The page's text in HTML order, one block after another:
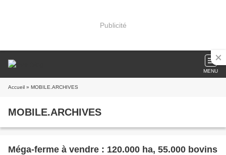
Publicité
MENU
Accueil » MOBILE.ARCHIVES
MOBILE.ARCHIVES
Méga-ferme à vendre : 120.000 ha, 55.000 bovins